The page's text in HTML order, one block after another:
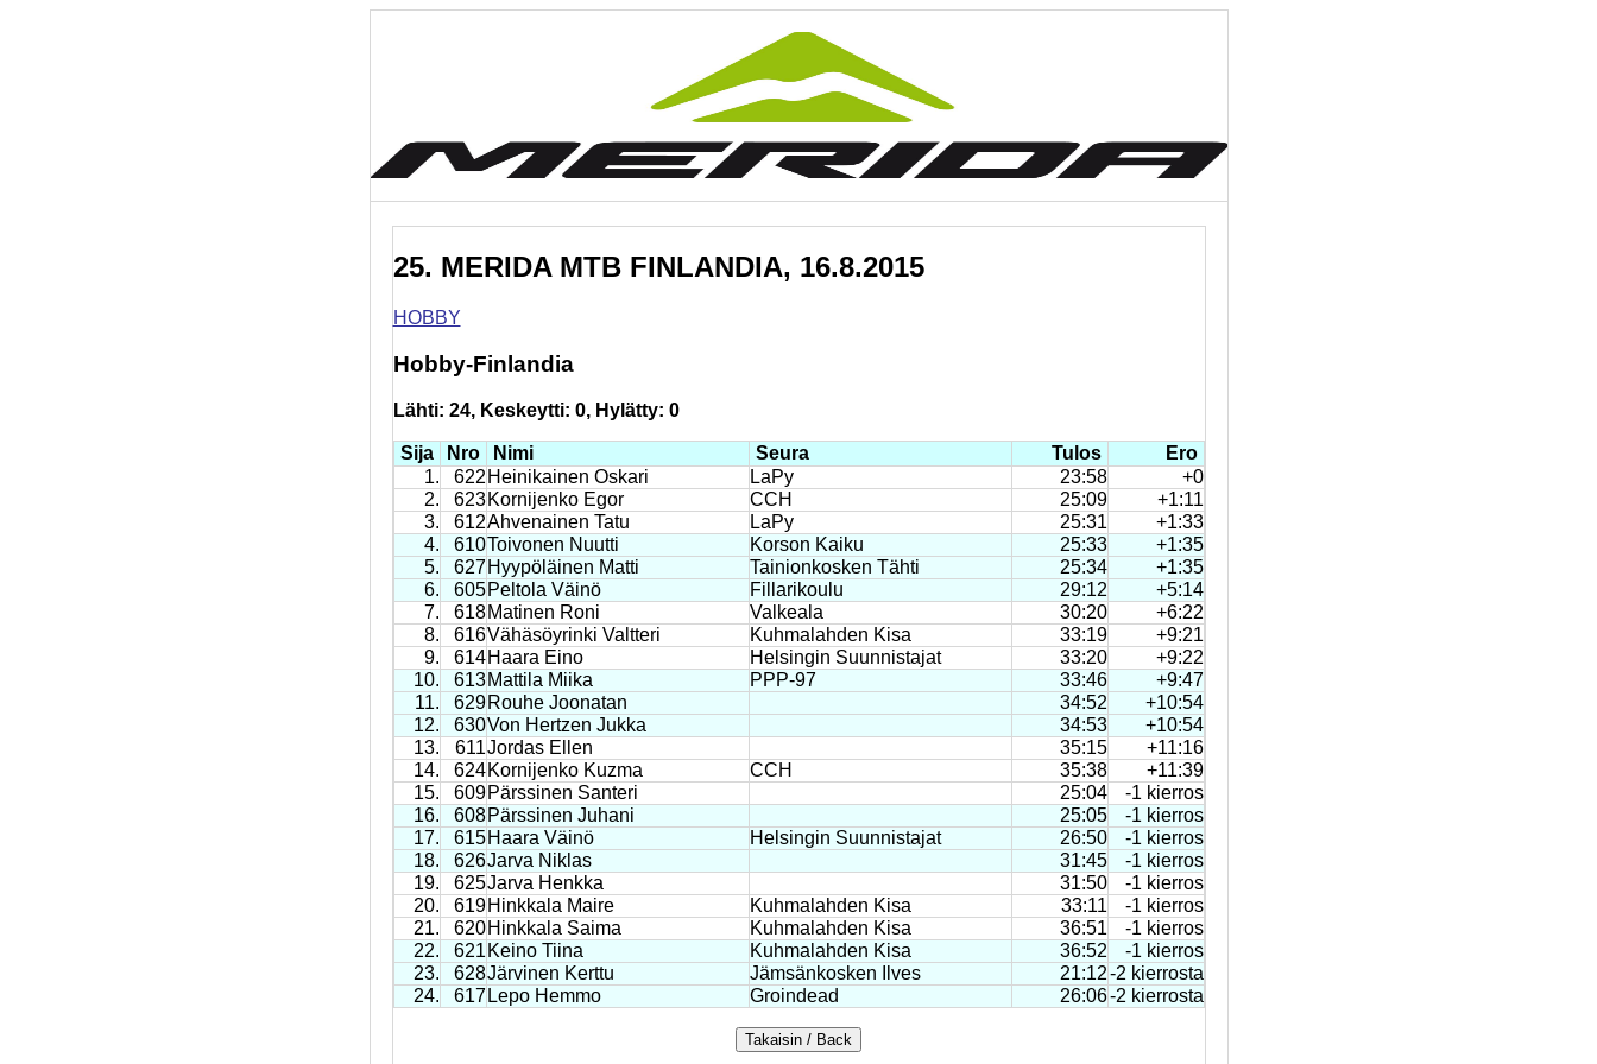
25. MERIDA MTB FINLANDIA, 16.8.2015
HOBBY
Hobby-Finlandia
Lähti: 24, Keskeytti: 0, Hylätty: 0
Sija Nro Nimi Seura Tulos
Ero
1.
622 Heinikainen Oskari LaPy 23:58
+0
2.
623 Kornijenko Egor CCH 25:09
+1:11
3.
612Ahvenainen Tatu LaPy 25:31
+1:33
4.
610Toivonen Nuutti Korson Kaiku 25:33
+1:35
5.
627 Hyypöläinen Matti Tainionkosken Tähti 25:34
+1:35
6.
605 Peltola Väinö Fillarikoulu 29:12
+5:14
7.
618 Matinen Roni Valkeala 30:20
+6:22
8.
616Vähäsöyrinki Valtteri Kuhmalahden Kisa 33:19
+9:21
9.
614 Haara Eino Helsingin Suunnistajat 33:20
+9:22
10.
613 Mattila Miika PPP-97 33:46
+9:47
11.
629 Rouhe Joonatan 34:52
+10:54
12.
630Von Hertzen Jukka 34:53
+10:54
13.
611Jordas Ellen 35:15
+11:16
14.
624 Kornijenko Kuzma CCH 35:38
+11:39
15.
609 Pärssinen Santeri 25:04
-1 kierros
16.
608 Pärssinen Juhani 25:05
-1 kierros
17.
615 Haara Väinö Helsingin Suunnistajat 26:50
-1 kierros
18.
626Jarva Niklas 31:45
-1 kierros
19.
625Jarva Henkka 31:50
-1 kierros
20.
619 Hinkkala Maire Kuhmalahden Kisa 33:11
-1 kierros
21.
620 Hinkkala Saima Kuhmalahden Kisa 36:51
-1 kierros
22.
621 Keino Tiina Kuhmalahden Kisa 36:52
-1 kierros
23.
628Järvinen Kerttu Jämsänkosken Ilves 21:12-2 kierrosta
24.
617 Lepo Hemmo Groindead 26:06-2 kierrosta